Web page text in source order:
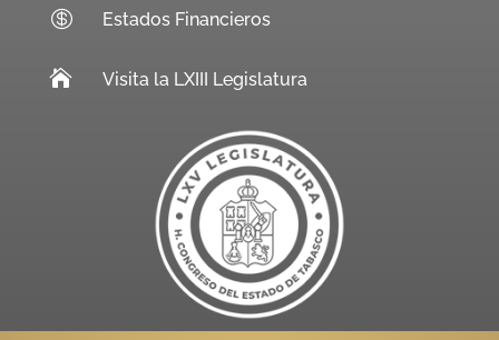
 Estados Financieros
 Visita la LXIII Legislatura